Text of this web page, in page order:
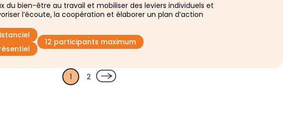
du bien-être au travail et mobiliser des leviers individuels et
l’écoute, la coopération et élaborer un plan d’action
12 participants maximum
1 2